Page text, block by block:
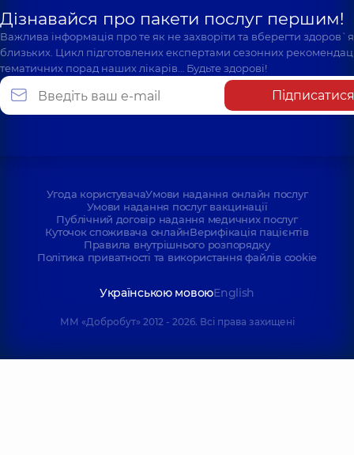
Дізнавайся про пакети послуг першим!
Важлива інформація про те як не захворіти та вберегти
близьких. Цикл підготовлених експертами сезонних
тематичних порад наших лікарів… Будьте здорові!
Підписатися
Угода користувачаУмови надання онлайн послуг
Умови надання послуг вакцинації
Публічний договір надання медичних послуг
Куточок споживача онлайнВерифікація пацієнтів
Правила внутрішнього розпорядку
Політика приватності та використання файлів cookie
Українською мовоюEnglish
ММ «Добробут» 2012 - 2026. Всі права захищені